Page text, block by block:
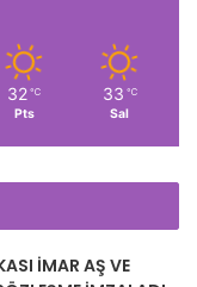
32 ℃
Pts
33 ℃
Sal
İMAR AŞ VE